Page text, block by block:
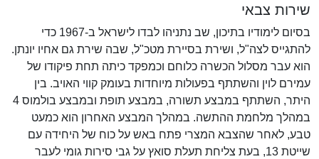
שירות צבאי
בסיום לימודיו בתיכון, שב נתניהו לבדו לישראל ב-1967 כדי
להתגייס לצה"ל, ושירת בסיירת מטכ"ל, שבה שירת גם אחיו יונתן.
הוא עבר מסלול הכשרה כלוחם וכמפקד כיתה תחת פיקודו של
עמירם לוין והשתתף בפעולות מיוחדות בעומק קווי האויב. בין
היתר, השתתף במבצע תשורה, במבצע תופת ובמבצע בולמוס 4
במהלך מלחמת ההתשה. במהלך המבצע האחרון הוא כמעט
טבע, לאחר שהצבא המצרי פתח באש על כוח של היחידה עם
שייטת 13, בעת צליחת תעלת סואץ על גבי סירות גומי לעבר